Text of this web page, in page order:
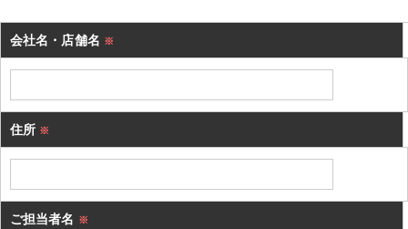
会社名・店舗名 ※
住所 ※
ご担当者名 ※